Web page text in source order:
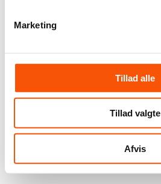
Marketing
Tillad alle
Tillad valgte
Afvis